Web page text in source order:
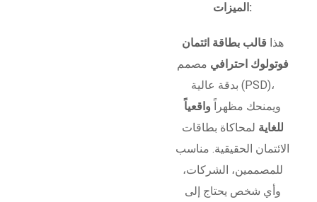
الميزات:
هذا قالب بطاقة ائتمان
فوتولوك احترافي مصمم
بدقة عالية (PSD)،
ويمنحك مظهراً واقعياً
للغاية لمحاكاة بطاقات
الائتمان الحقيقية. مناسب
للمصممين، الشركات،
وأي شخص يحتاج إلى